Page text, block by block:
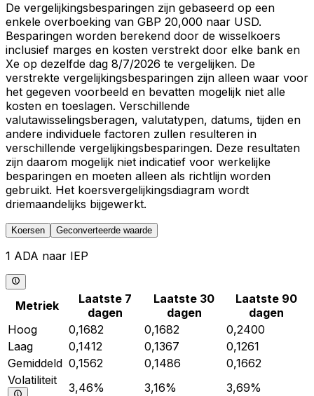
De vergelijkingsbesparingen zijn gebaseerd op een
enkele overboeking van GBP 20,000 naar USD.
Besparingen worden berekend door de wisselkoers
inclusief marges en kosten verstrekt door elke bank en
Xe op dezelfde dag 8/7/2026 te vergelijken. De
verstrekte vergelijkingsbesparingen zijn alleen waar voor
het gegeven voorbeeld en bevatten mogelijk niet alle
kosten en toeslagen. Verschillende
valutawisselingsberagen, valutatypen, datums, tijden en
andere individuele factoren zullen resulteren in
verschillende vergelijkingsbesparingen. Deze resultaten
zijn daarom mogelijk niet indicatief voor werkelijke
besparingen en moeten alleen als richtlijn worden
gebruikt. Het koersvergelijkingsdiagram wordt
driemaandelijks bijgewerkt.
Koersen Geconverteerde waarde
1 ADA naar IEP
Metriek
Laatste 7
dagen
Laatste 30
dagen
Laatste 90
dagen
Hoog
0,1682 0,1682
0,2400
Laag
0,1412 0,1367
0,1261
Gemiddeld 0,1562 0,1486
0,1662
Volatiliteit
3,46% 3,16% 3,69%